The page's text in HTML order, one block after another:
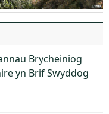
Brycheiniog
yn Brif Swyddog